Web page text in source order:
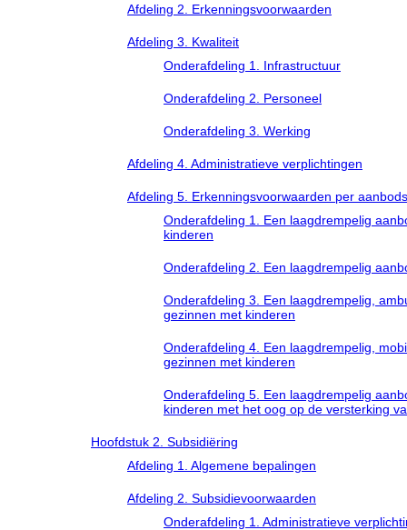
Afdeling 2. Erkenningsvoorwaarden
Afdeling 3. Kwaliteit
Onderafdeling 1. Infrastructuur
Onderafdeling 2. Personeel
Onderafdeling 3. Werking
Afdeling 4. Administratieve verplichtingen
Afdeling 5. Erkenningsvoorwaarden per
Onderafdeling 1. Een laagdrempelig
kinderen
Onderafdeling 2. Een laagdrempelig
Onderafdeling 3. Een laagdrempelig,
gezinnen met kinderen
Onderafdeling 4. Een laagdrempelig,
gezinnen met kinderen
Onderafdeling 5. Een laagdrempelig
kinderen met het oog op de versterking
Hoofdstuk 2. Subsidiëring
Afdeling 1. Algemene bepalingen
Afdeling 2. Subsidievoorwaarden
Onderafdeling 1. Administratieve